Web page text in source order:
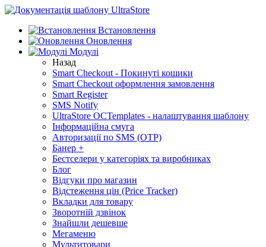
Встановлення
Оновлення
Модулі
Назад
Smart Checkout - Покинуті кошики
Smart Checkout оформлення замовлення
Smart Register
SMS Notify
UltraStore OCTemplates - налаштування шаблону
Інформаційна смуга
Авторизації по SMS (OTP)
Банер +
Бестселери у категоріях та виробниках
Блог
Відгуки про магазин
Відстеження цін (Price Tracker)
Вкладки для товару
Зворотній дзвінок
Знайшли дешевше
Мегаменю
Мультитовари